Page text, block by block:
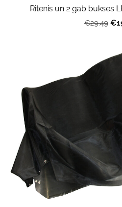
Ritenis un 2 gab bukses
€29.49